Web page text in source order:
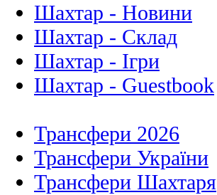
Шахтар - Новини
Шахтар - Склад
Шахтар - Ігри
Шахтар - Guestbook
Трансфери 2026
Трансфери України
Трансфери Шахтаря